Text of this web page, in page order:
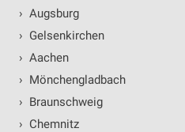
› Augsburg
› Gelsenkirchen
› Aachen
› Mönchengladbach
› Braunschweig
› Chemnitz